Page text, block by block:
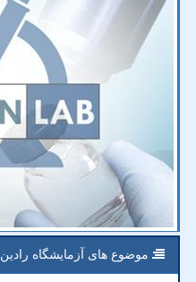
موضوع های آزمایشگاه رادین